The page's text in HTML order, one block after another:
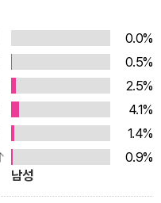
음이라는 ‘호텔’을 찾아오
다. 이 책의 작가 리디아 브
정을 깊숙이 들여다보면
야기를 만들었다고 합니다.
있는 '감정'이라는 소재를
이 책은 무엇보다도 ‘모든
에게 상기시킵니다. 지배인
지 않고 세심하게 보살피지
나다 보면, 미처 몰랐거나
0.0%
0.5%
2.5%
4.1%
1.4%
0.9%
남성